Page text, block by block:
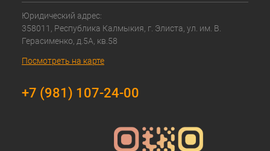
Юридический адрес:
358011, Республика Калмыкия, г. Элиста, ул. им. В.
Герасименко, д.5А, кв.58
Посмотреть на карте
+7 (981) 107-24-00